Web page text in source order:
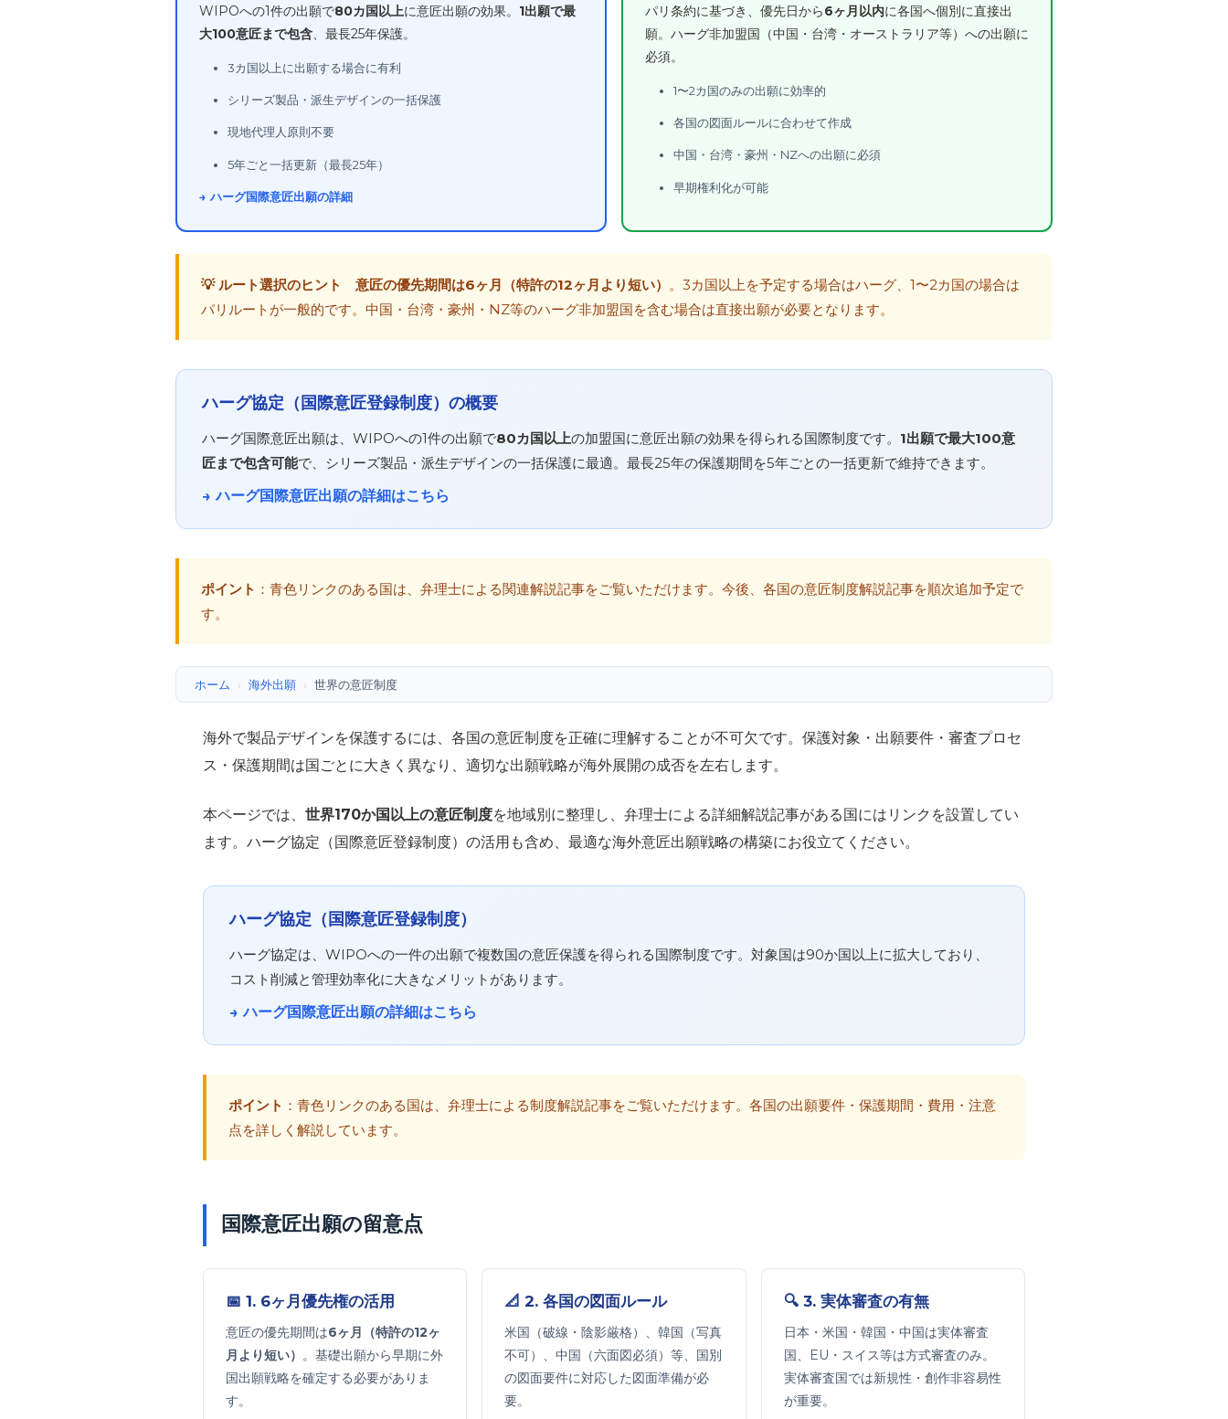
WIPOへの1件の出願で80カ国以上に意匠出願の効果。 1出願で最
大100意匠まで包含、最長25年保護。
3カ国以上に出願する場合に有利
シリーズ製品・派生デザインの一括保護
現地代理人原則不要
5年ごと一括更新（最長25年）
→ ハーグ国際意匠出願の詳細
パリ条約に基づき、優先日から6ヶ月以内に各国へ個別に直接出
願。ハーグ非加盟国（中国・台湾・オーストラリア等）への出願に
必須。
1〜2カ国のみの出願に効率的
各国の図面ルールに合わせて作成
中国・台湾・豪州・NZへの出願に必須
早期権利化が可能
💡 ルート選択のヒント 意匠の優先期間は6ヶ月（特許の12ヶ月より短い） 。3カ国以上を予定する場合はハーグ、1〜2カ国の場合は
パリルートが一般的です。中国・台湾・豪州・NZ等のハーグ非加盟国を含む場合は直接出願が必要となります。
ハーグ協定（国際意匠登録制度）の概要
ハーグ国際意匠出願は、WIPOへの1件の出願で80カ国以上の加盟国に意匠出願の効果を得られる国際制度です。 1出願で最大100意
匠まで包含可能で、シリーズ製品・派生デザインの一括保護に最適。最長25年の保護期間を5年ごとの一括更新で維持できます。
→ ハーグ国際意匠出願の詳細はこちら
ポイント ：青色リンクのある国は、弁理士による関連解説記事をご覧いただけます。今後、各国の意匠制度解説記事を順次追加予定で
す。
ホーム › 海外出願 › 世界の意匠制度
海外で製品デザインを保護するには、各国の意匠制度を正確に理解することが不可欠です。保護対象・出願要件・審査プロセ
ス・保護期間は国ごとに大きく異なり、適切な出願戦略が海外展開の成否を左右します。
本ページでは、 世界170か国以上の意匠制度を地域別に整理し、弁理士による詳細解説記事がある国にはリンクを設置してい
ます。ハーグ協定（国際意匠登録制度）の活用も含め、最適な海外意匠出願戦略の構築にお役立てください。
ハーグ協定（国際意匠登録制度）
ハーグ協定は、WIPOへの一件の出願で複数国の意匠保護を得られる国際制度です。対象国は90か国以上に拡大しており、
コスト削減と管理効率化に大きなメリットがあります。
→ ハーグ国際意匠出願の詳細はこちら
ポイント ：青色リンクのある国は、弁理士による制度解説記事をご覧いただけます。各国の出願要件・保護期間・費用・注意
点を詳しく解説しています。
国際意匠出願の留意点
📅 1. 6ヶ月優先権の活用
意匠の優先期間は6ヶ月（特許の12ヶ
月より短い） 。基礎出願から早期に外
国出願戦略を確定する必要がありま
す。
📐 2. 各国の図面ルール
米国（破線・陰影厳格）、韓国（写真
不可）、中国（六面図必須）等、国別
の図面要件に対応した図面準備が必
要。
🔍 3. 実体審査の有無
日本・米国・韓国・中国は実体審査
国、EU・スイス等は方式審査のみ。
実体審査国では新規性・創作非容易性
が重要。